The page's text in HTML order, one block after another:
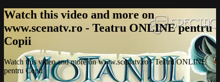
Watch this video and more on
www.scenatv.ro - Teatru ONLINE pentru
Copii
Watch this video and more on www.scenatv.ro - Teatru ONLINE
pentru Copii